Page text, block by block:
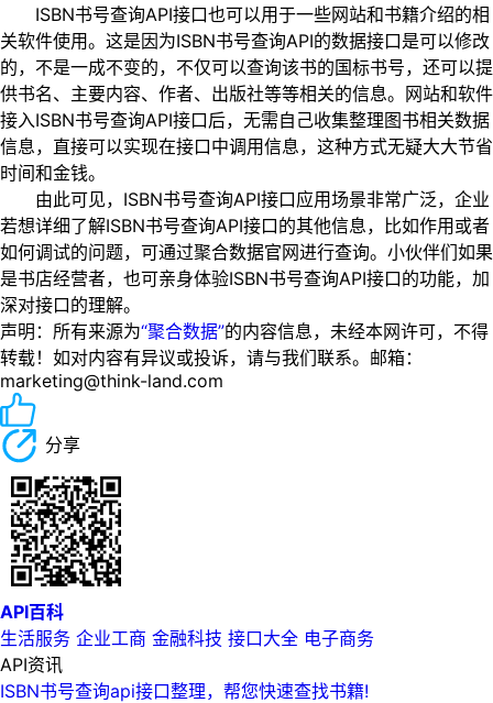
ISBN书号查询API接口也可以用于一些网站和书籍介绍的相
关软件使用。这是因为ISBN书号查询API的数据接口是可以修改
的，不是一成不变的，不仅可以查询该书的国标书号，还可以提
供书名、主要内容、作者、出版社等等相关的信息。网站和软件
接入ISBN书号查询API接口后，无需自己收集整理图书相关数据
信息，直接可以实现在接口中调用信息，这种方式无疑大大节省
时间和金钱。
由此可见，ISBN书号查询API接口应用场景非常广泛，企业
若想详细了解ISBN书号查询API接口的其他信息，比如作用或者
如何调试的问题，可通过聚合数据官网进行查询。小伙伴们如果
是书店经营者，也可亲身体验ISBN书号查询API接口的功能，加
深对接口的理解。
声明：所有来源为“聚合数据”的内容信息，未经本网许可，不得
转载！如对内容有异议或投诉，请与我们联系。邮箱：
marketing@think-land.com
分享
API百科
生活服务 企业工商 金融科技 接口大全 电子商务
API资讯
ISBN书号查询api接口整理，帮您快速查找书籍!